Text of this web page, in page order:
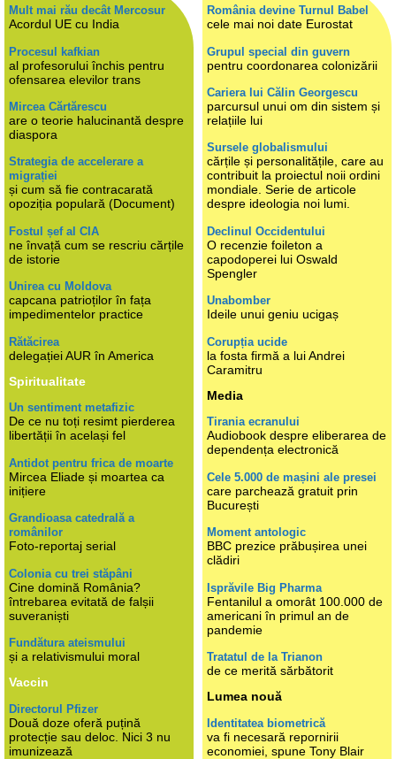
Mult mai rău decât Mercosur
Acordul UE cu India
Procesul kafkian
al profesorului închis pentru
ofensarea elevilor trans
Mircea Cărtărescu
are o teorie halucinantă despre
diaspora
Strategia de accelerare a
migrației
și cum să fie contracarată
opoziția populară (Document)
Fostul șef al CIA
ne învață cum se rescriu cărțile
de istorie
Unirea cu Moldova
capcana patrioților în fața
impedimentelor practice
Rătăcirea
delegației AUR în America
Spiritualitate
Un sentiment metafizic
De ce nu toți resimt pierderea
libertății în același fel
Antidot pentru frica de moarte
Mircea Eliade și moartea ca
inițiere
Grandioasa catedrală a
românilor
Foto-reportaj serial
Colonia cu trei stăpâni
Cine domină România?
întrebarea evitată de falșii
suveraniști
Fundătura ateismului
și a relativismului moral
Vaccin
Directorul Pfizer
Două doze oferă puțină
protecție sau deloc. Nici 3 nu
imunizează
România devine Turnul Babel
cele mai noi date Eurostat
Grupul special din guvern
pentru coordonarea colonizării
Cariera lui Călin Georgescu
parcursul unui om din sistem și
relațiile lui
Sursele globalismului
cărțile și personalitățile, care au
contribuit la proiectul noii ordini
mondiale. Serie de articole
despre ideologia noi lumi.
Declinul Occidentului
O recenzie foileton a
capodoperei lui Oswald
Spengler
Unabomber
Ideile unui geniu ucigaș
Corupția ucide
la fosta firmă a lui Andrei
Caramitru
Media
Tirania ecranului
Audiobook despre eliberarea de
dependența electronică
Cele 5.000 de mașini ale presei
care parchează gratuit prin
București
Moment antologic
BBC prezice prăbușirea unei
clădiri
Isprăvile Big Pharma
Fentanilul a omorât 100.000 de
americani în primul an de
pandemie
Tratatul de la Trianon
de ce merită sărbătorit
Lumea nouă
Identitatea biometrică
va fi necesară repornirii
economiei, spune Tony Blair